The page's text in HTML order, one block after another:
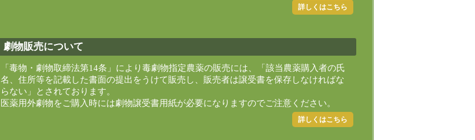
詳しくはこちら
劇物販売について
「毒物・劇物取締法第14条」により毒劇物指定農薬の販売には、「該当農薬購入者の氏
名、住所等を記載した書面の提出をうけて販売し、販売者は譲受書を保存しなければな
らない」とされております。
医薬用外劇物をご購入時には劇物譲受書用紙が必要になりますのでご注意ください。
詳しくはこちら